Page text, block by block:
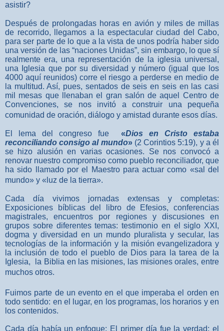
asistir?
Después de prolongadas horas en avión y miles de millas
de recorrido, llegamos a la espectacular ciudad del Cabo,
para ser parte de lo que a la vista de unos podría haber sido
una versión de las “naciones Unidas”, sin embargo, lo que sí
realmente era, una representación de la iglesia universal,
una Iglesia que por su diversidad y número (igual que los
4000 aquí reunidos) corre el riesgo a perderse en medio de
la multitud. Así, pues, sentados de seis en seis en las casi
mil mesas que llenaban el gran salón de aquel Centro de
Convenciones, se nos invitó a construir una pequeña
comunidad de oración, diálogo y amistad durante esos días.
El lema del congreso fue «Dios en Cristo estaba
reconciliando consigo al mundo» (2 Corintios 5:19), y a él
se hizo alusión en varias ocasiones. Se nos convocó a
renovar nuestro compromiso como pueblo reconciliador, que
ha sido llamado por el Maestro para actuar como «sal del
mundo» y «luz de la tierra».
Cada día vivimos jornadas extensas y completas:
Exposiciones bíblicas del libro de Efesios, conferencias
magistrales, encuentros por regiones y discusiones en
grupos sobre diferentes temas: testimonio en el siglo XXI,
dogma y diversidad en un mundo pluralista y secular, las
tecnologías de la información y la misión evangelizadora y
la inclusión de todo el pueblo de Dios para la tarea de la
Iglesia, la Biblia en las misiones, las misiones orales, entre
muchos otros.
Fuimos parte de un evento en el que imperaba el orden en
todo sentido: en el lugar, en los programas, los horarios y en
los contenidos.
Cada día había un enfoque: El primer día fue la verdad; el